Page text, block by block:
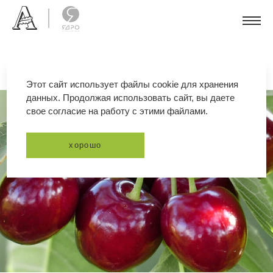
Этот сайт использует файлы cookie для хранения
данных. Продолжая использовать сайт, вы даете
свое согласие на работу с этими файлами.
хорошо